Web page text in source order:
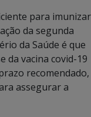
para imunizar
da segunda
da Saúde é que
da vacina covid-19
recomendado,
assegurar a